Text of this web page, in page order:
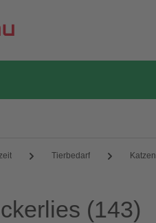
Tierbedarf Katzen
(143)